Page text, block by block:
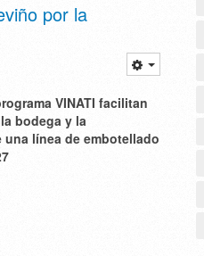
por la
VINATI facilitan
bodega y la
línea de embotellado